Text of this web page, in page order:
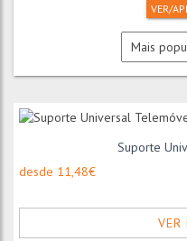
VER/
Suporte
desde 11,48€
VER